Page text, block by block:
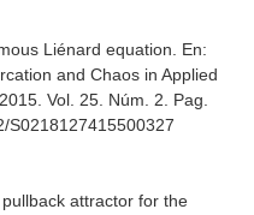
Liénard equation. En:
and Chaos in Applied
2015. Vol. 25. Núm. 2. Pag.
S0218127415500327
attractor for the